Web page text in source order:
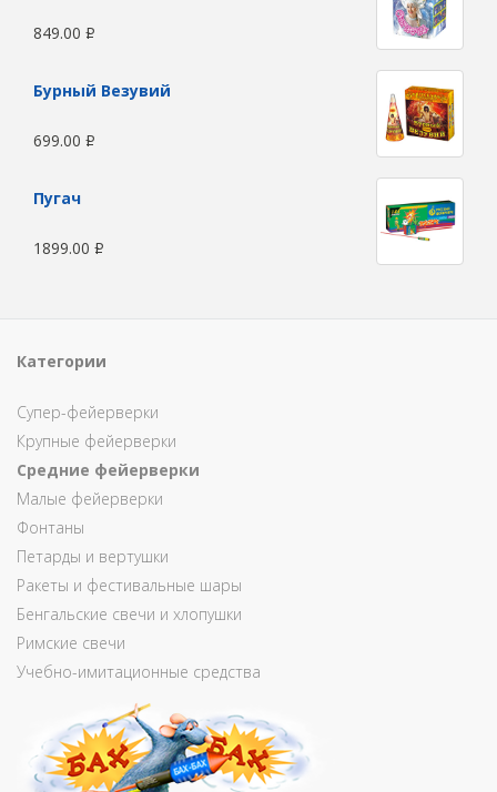
849.00 Р
Бурный Везувий
699.00 Р
Пугач
1899.00 Р
Категории
Супер-фейерверки
Крупные фейерверки
Средние фейерверки
Малые фейерверки
Фонтаны
Петарды и вертушки
Ракеты и фестивальные шары
Бенгальские свечи и хлопушки
Римские свечи
Учебно-имитационные средства